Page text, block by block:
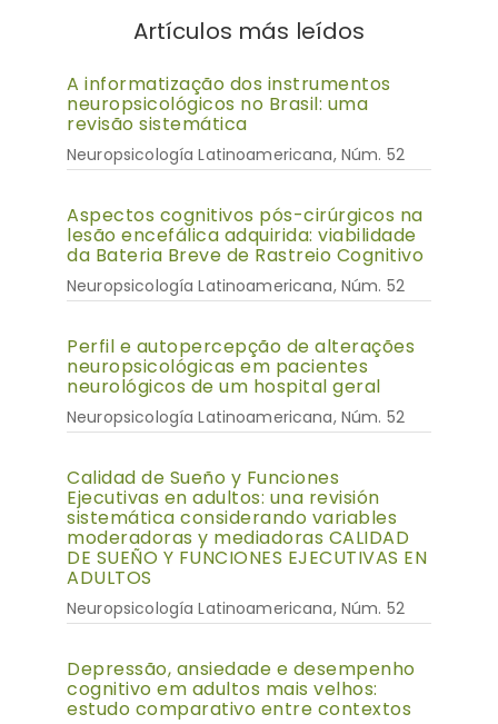
Artículos más leídos
A informatização dos instrumentos
neuropsicológicos no Brasil: uma
revisão sistemática
Neuropsicología Latinoamericana, Núm. 52
Aspectos cognitivos pós-cirúrgicos na
lesão encefálica adquirida: viabilidade
da Bateria Breve de Rastreio Cognitivo
Neuropsicología Latinoamericana, Núm. 52
Perfil e autopercepção de alterações
neuropsicológicas em pacientes
neurológicos de um hospital geral
Neuropsicología Latinoamericana, Núm. 52
Calidad de Sueño y Funciones
Ejecutivas en adultos: una revisión
sistemática considerando variables
moderadoras y mediadoras CALIDAD
DE SUEÑO Y FUNCIONES EJECUTIVAS EN
ADULTOS
Neuropsicología Latinoamericana, Núm. 52
Depressão, ansiedade e desempenho
cognitivo em adultos mais velhos:
estudo comparativo entre contextos